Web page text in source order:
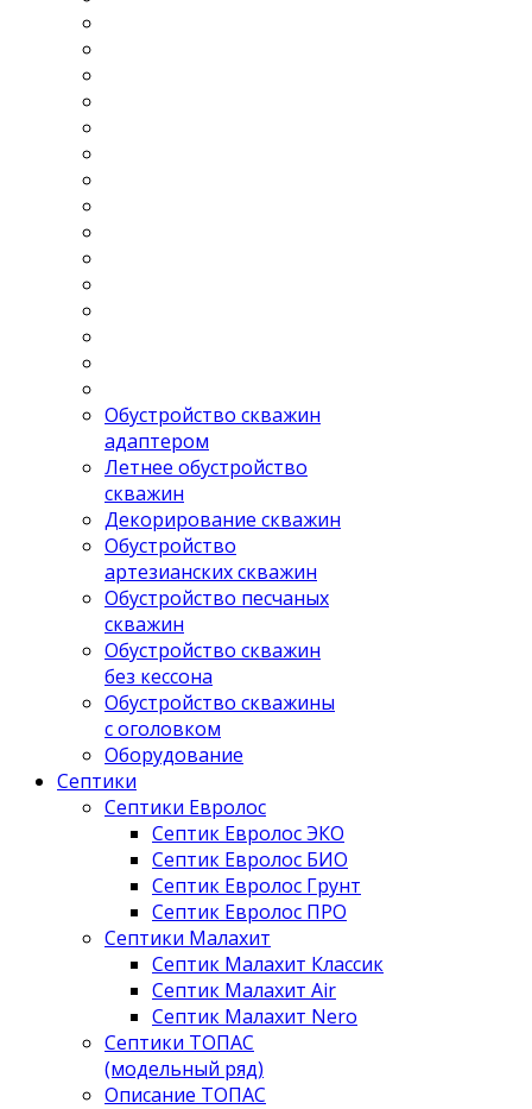
Обустройство скважин
адаптером
Летнее обустройство
скважин
Декорирование скважин
Обустройство
артезианских скважин
Обустройство песчаных
скважин
Обустройство скважин
без кессона
Обустройство скважины
с оголовком
Оборудование
Септики
Септики Евролос
Септик Евролос ЭКО
Септик Евролос БИО
Септик Евролос Грунт
Септик Евролос ПРО
Септики Малахит
Септик Малахит Классик
Септик Малахит Air
Септик Малахит Nero
Септики ТОПАС
(модельный ряд)
Описание ТОПАС